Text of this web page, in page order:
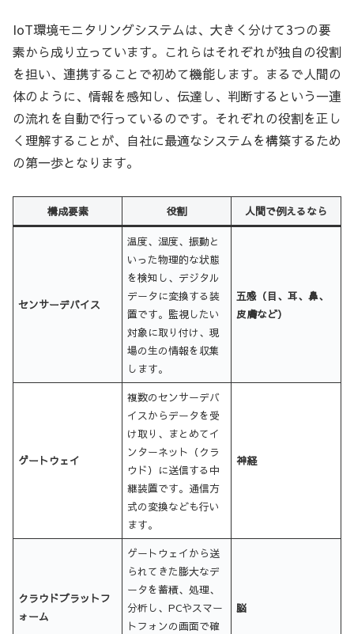
IoT環境モニタリングシステムは、大きく分けて3つの要
素から成り立っています。これらはそれぞれが独自の役割
を担い、連携することで初めて機能します。まるで人間の
体のように、情報を感知し、伝達し、判断するという一連
の流れを自動で行っているのです。それぞれの役割を正し
く理解することが、自社に最適なシステムを構築するため
の第一歩となります。
構成要素 役割 人間で例えるなら
センサーデバイス
温度、湿度、振動と
いった物理的な状態
を検知し、デジタル
データに変換する装
置です。監視したい
対象に取り付け、現
場の生の情報を収集
します。
五感（目、耳、鼻、
皮膚など）
ゲートウェイ
複数のセンサーデバ
イスからデータを受
け取り、まとめてイ
ンターネット（クラ
ウド）に送信する中
継装置です。通信方
式の変換なども行い
ます。
神経
クラウドプラットフ
ォーム
ゲートウェイから送
られてきた膨大なデ
ータを蓄積、処理、
分析し、PCやスマー
トフォンの画面で確
脳